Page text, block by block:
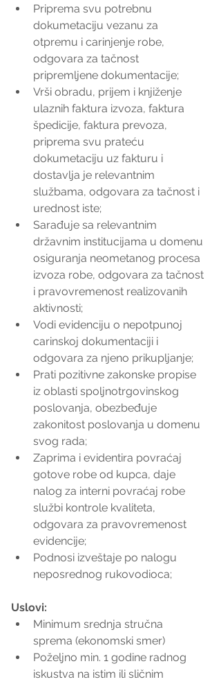
Priprema svu potrebnu
dokumetaciju vezanu za
otpremu i carinjenje robe,
odgovara za tačnost
pripremljene dokumentacije;
Vrši obradu, prijem i knjiženje
ulaznih faktura izvoza, faktura
špedicije, faktura prevoza,
priprema svu prateću
dokumetaciju uz fakturu i
dostavlja je relevantnim
službama, odgovara za tačnost i
urednost iste;
Sarađuje sa relevantnim
državnim institucijama u domenu
osiguranja neometanog procesa
izvoza robe, odgovara za tačnost
i pravovremenost realizovanih
aktivnosti;
Vodi evidenciju o nepotpunoj
carinskoj dokumentaciji i
odgovara za njeno prikupljanje;
Prati pozitivne zakonske propise
iz oblasti spoljnotrgovinskog
poslovanja, obezbeđuje
zakonitost poslovanja u domenu
svog rada;
Zaprima i evidentira povraćaj
gotove robe od kupca, daje
nalog za interni povraćaj robe
službi kontrole kvaliteta,
odgovara za pravovremenost
evidencije;
Podnosi izveštaje po nalogu
neposrednog rukovodioca;
Uslovi:
Minimum srednja stručna
sprema (ekonomski smer)
Poželjno min. 1 godine radnog
iskustva na istim ili sličnim